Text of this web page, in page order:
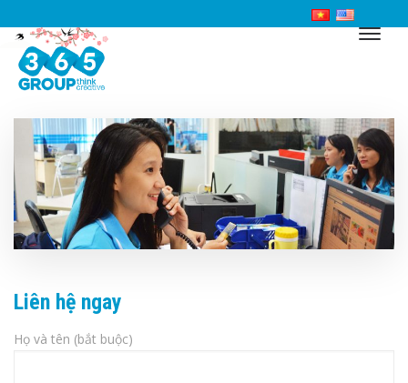
Liên hệ ngay
Họ và tên (bắt buộc)